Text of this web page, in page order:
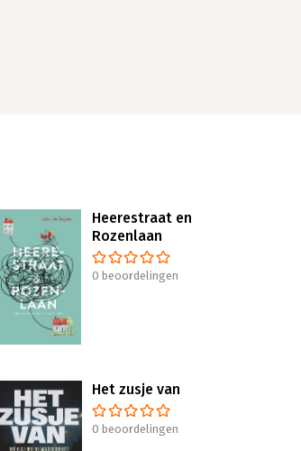
Heerestraat en
Rozenlaan
0 beoordelingen
Het zusje van
0 beoordelingen